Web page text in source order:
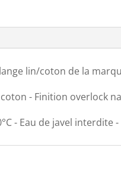
lin/coton de la
- Finition overlock
- Eau de javel